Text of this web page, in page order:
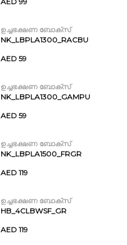
ഉച്ചഭക്ഷണ ബോക്സ്
NK_LBPLA1300_RACBU
AED 59
ഉച്ചഭക്ഷണ ബോക്സ്
NK_LBPLA1300_GAMPU
AED 59
ഉച്ചഭക്ഷണ ബോക്സ്
NK_LBPLA1500_FRGR
AED 119
ഉച്ചഭക്ഷണ ബോക്സ്
HB_4CLBWSF_GR
AED 119